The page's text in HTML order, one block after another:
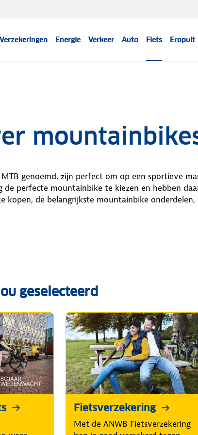
Verzekeringen Energie Verkeer Auto Fiets Eropuit
genoemd, zijn perfect om op een sportieve
de perfecte mountainbike te kiezen en hebben
kopen, de belangrijkste mountainbike onderdelen,
geselecteerd
Fietsverzekering
Met de ANWB Fietsverzekering